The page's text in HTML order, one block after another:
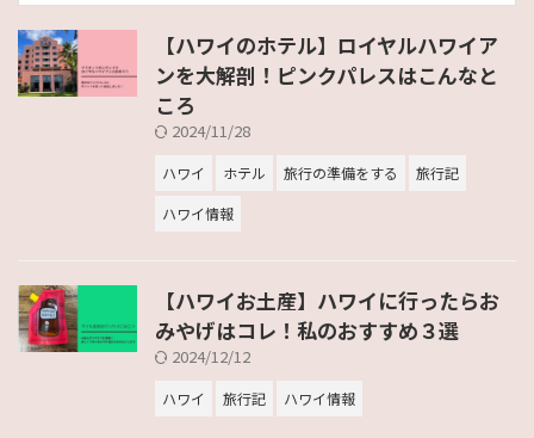
【ハワイのホテル】ロイヤルハワイア
ンを大解剖！ピンクパレスはこんなと
ころ
2024/11/28
ハワイ ホテル 旅行の準備をする
旅行記
ハワイ情報
【ハワイお土産】ハワイに行ったらお
みやげはコレ！私のおすすめ３選
2024/12/12
ハワイ 旅行記 ハワイ情報